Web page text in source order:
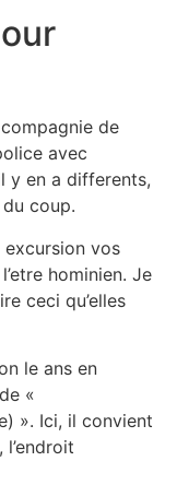
de
avec
y en a differents,
coup.
excursion vos
hominien. Je
ceci qu’elles
le ans en
«
». Ici, il convient